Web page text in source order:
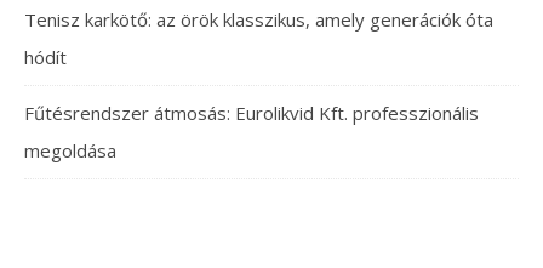
Tenisz karkötő: az örök klasszikus, amely generációk óta
hódít
Fűtésrendszer átmosás: Eurolikvid Kft. professzionális
megoldása